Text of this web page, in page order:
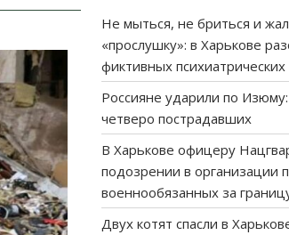
Не мыться, не бриться и
«прослушку»: в Харькове
фиктивных
Россияне ударили по
четверо пострадавших
В Харькове офицеру
подозрении в организации
военнообязанных за
Двух котят спасли в